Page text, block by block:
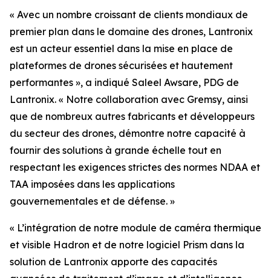
« Avec un nombre croissant de clients mondiaux de
premier plan dans le domaine des drones, Lantronix
est un acteur essentiel dans la mise en place de
plateformes de drones sécurisées et hautement
performantes », a indiqué Saleel Awsare, PDG de
Lantronix. « Notre collaboration avec Gremsy, ainsi
que de nombreux autres fabricants et développeurs
du secteur des drones, démontre notre capacité à
fournir des solutions à grande échelle tout en
respectant les exigences strictes des normes NDAA et
TAA imposées dans les applications
gouvernementales et de défense. »
« L’intégration de notre module de caméra thermique
et visible Hadron et de notre logiciel Prism dans la
solution de Lantronix apporte des capacités